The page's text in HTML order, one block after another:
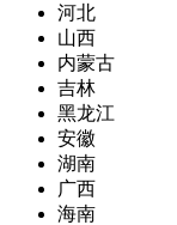
河北
山西
内蒙古
吉林
黑龙江
安徽
湖南
广西
海南